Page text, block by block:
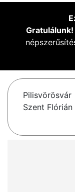
Gratulálunk!
Pilisvörösvár
Szent Flórián